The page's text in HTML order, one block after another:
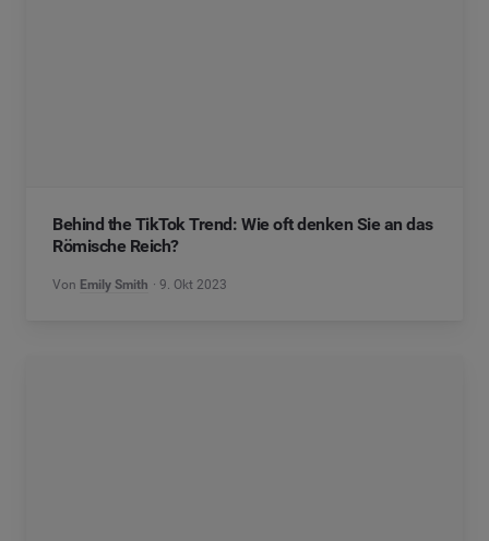
Behind the TikTok Trend: Wie oft denken Sie an das
Römische Reich?
Von Emily Smith 9. Okt 2023